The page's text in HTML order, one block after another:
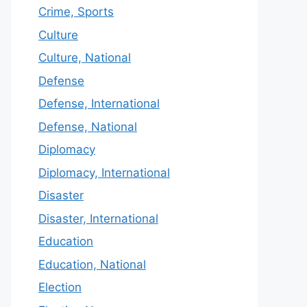
Crime, Sports
Culture
Culture, National
Defense
Defense, International
Defense, National
Diplomacy
Diplomacy, International
Disaster
Disaster, International
Education
Education, National
Election